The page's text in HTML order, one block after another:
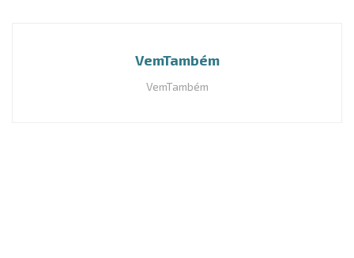
VemTambém
VemTambém